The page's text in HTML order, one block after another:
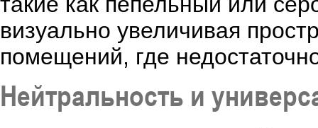
визуально увеличивая
помещений, где
Нейтральность и